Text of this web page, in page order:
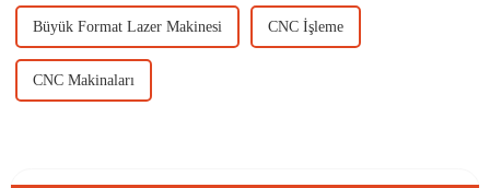
Büyük Format Lazer Makinesi CNC İşleme
CNC Makinaları